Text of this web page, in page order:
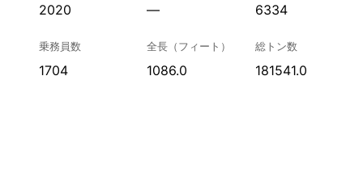
2020 — 6334
乗務員数
1704
全長（フィート）
1086.0
総トン数
181541.0